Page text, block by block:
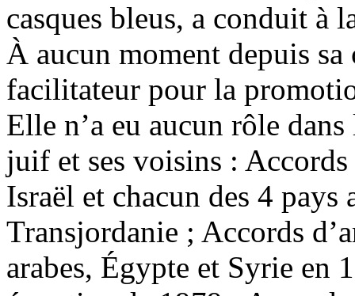
casques bleus, a conduit à
À aucun moment depuis
facilitateur pour la
Elle n’a eu aucun rôle
juif et ses voisins :
Israël et chacun des 4
Transjordanie ; Accords
arabes, Égypte et Syrie en